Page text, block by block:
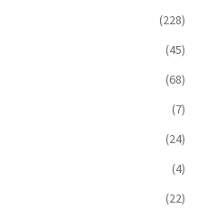
(228)
(45)
(68)
(7)
(24)
(4)
(22)